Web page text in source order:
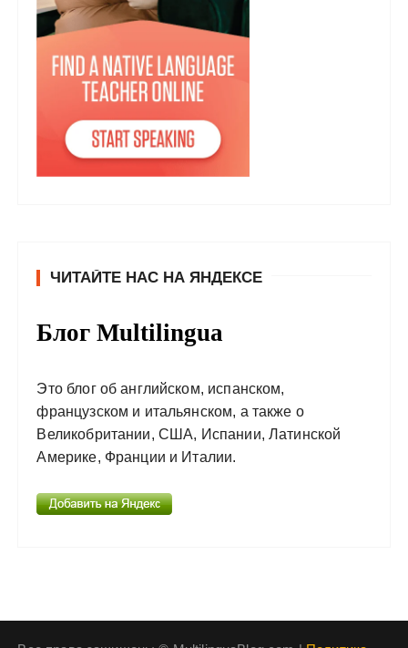
ЧИТАЙТЕ НАС НА ЯНДЕКСЕ
Блог Multilingua
Это блог об английском, испанском,
французском и итальянском, а также о
Великобритании, США, Испании, Латинской
Америке, Франции и Италии.